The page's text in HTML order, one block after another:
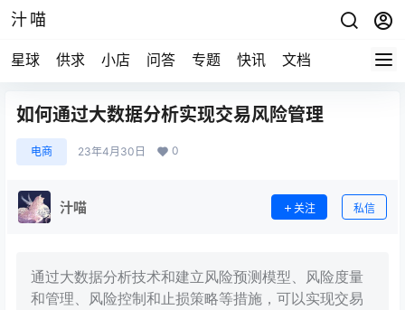
汁喵
星球 供求 小店 问答 专题 快讯 文档
如何通过大数据分析实现交易风险管理
电商 23年4月30日 0
汁喵 关注 私信
通过大数据分析技术和建立风险预测模型、风险度量
和管理、风险控制和止损策略等措施，可以实现交易